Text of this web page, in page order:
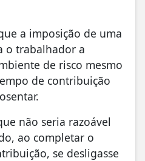
a imposição de uma
o trabalhador a
de risco mesmo
de contribuição
não seria razoável
ao completar o
se desligasse